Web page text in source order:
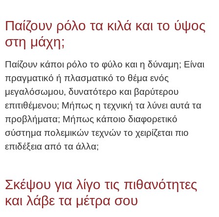
Παίζουν ρόλο τα κιλά και το ύψος
στη μάχη;
Παίζουν κάποι ρόλο το φύλο και η δύναμη; Είναι
πραγματικό ή πλασματικό το θέμα ενός
μεγαλόσωμου, δυνατότερο και βαρύτερου
επιτιθέμενου; Μήπως η τεχνική τα λύνει αυτά τα
προβλήματα; Μήπως κάποιο διαφορετικό
σύστημα πολεμικών τεχνών το χειρίζεται πιο
επιδέξεια από τα άλλα;
Σκέψου για λίγο τις πιθανότητες
και λάβε τα μέτρα σου